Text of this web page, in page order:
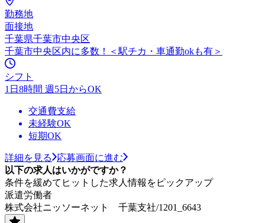
勤務地
面接地
千葉県千葉市中央区
千葉市中央区内に多数！＜駅チカ・車通勤okも有＞
シフト
1日8時間 週5日からOK
交通費支給
未経験OK
短期OK
詳細を見る
応募画面に進む
以下の求人はいかがですか？
条件を緩めてヒットした求人情報をピックアップ
派遣労働者
株式会社ニッソーネット 千葉支社/1201_6643